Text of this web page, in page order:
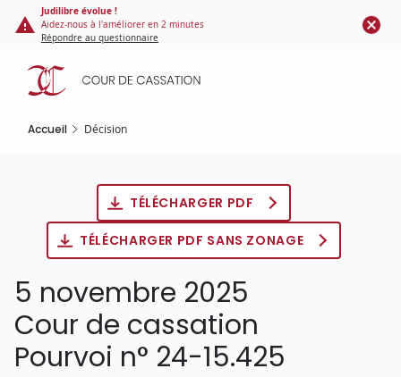
Panneau de gestion des cookies
contenu
principal
Judilibre évolue !
Aidez-nous à l'améliorer en 2 minutes
Répondre au questionnaire
Accueil Décision
TÉLÉCHARGER PDF
TÉLÉCHARGER PDF SANS ZONAGE
5 novembre 2025
Cour de cassation
Pourvoi n° 24-15.425